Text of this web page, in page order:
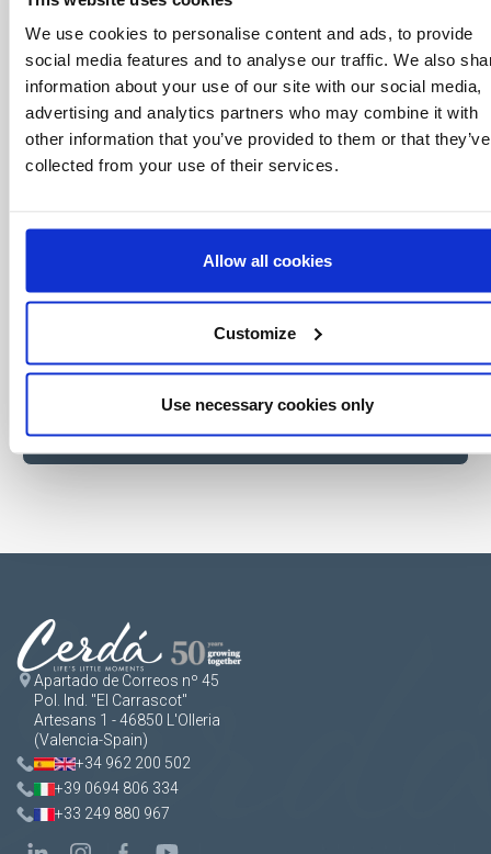
We use cookies to personalise content and ads, to provide
social media features and to analyse our traffic. We also
information about your use of our site with our social media,
advertising and analytics partners who may combine it with
other information that you’ve provided to them or that they’ve
collected from your use of their services.
Allow all cookies
Customize
Use necessary cookies only
Sii il primo a
saperlo
Offerte speciali, eventi e notizie dal mondo del
licensing, tutto con un semplice clic.
Apartado de Correos nº 45
Pol. Ind. "El Carrascot"
Artesans 1 - 46850 L'Olleria
(Valencia-Spain)
+34 962 200 502
+39 0694 806 334
+33 249 880 967